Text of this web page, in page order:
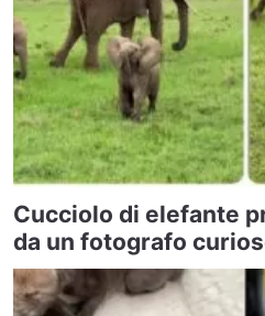
Cucciolo di elefante
da un fotografo